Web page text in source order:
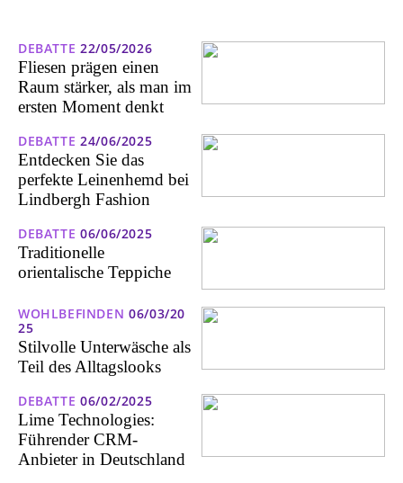
DEBATTE 22/05/2026
Fliesen prägen einen
Raum stärker, als man im
ersten Moment denkt
DEBATTE 24/06/2025
Entdecken Sie das
perfekte Leinenhemd bei
Lindbergh Fashion
DEBATTE 06/06/2025
Traditionelle
orientalische Teppiche
WOHLBEFINDEN 06/03/20
25
Stilvolle Unterwäsche als
Teil des Alltagslooks
DEBATTE 06/02/2025
Lime Technologies:
Führender CRM-
Anbieter in Deutschland